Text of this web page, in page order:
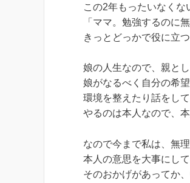
この2年もったいなくな
「ママ。勉強するのに
きっとどっかで役に立
娘の人生なので、親とし
娘がなるべく自分の希
環境を整えたり話をし
やるのは本人なので、
なので今まで私は、無
本人の意思を大事にし
そのおかげがあってか